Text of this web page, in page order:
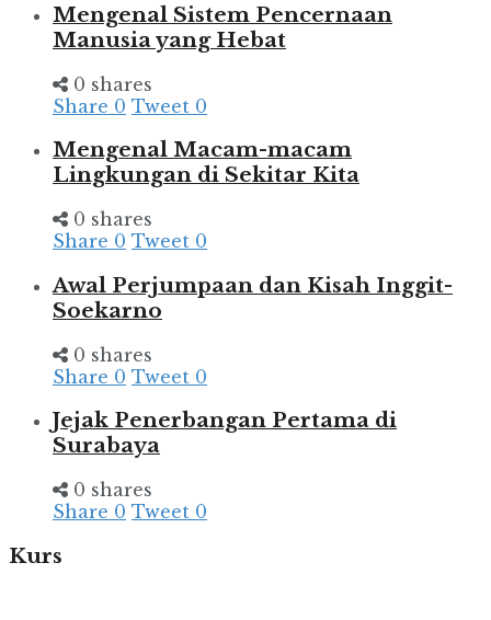
Mengenal Sistem Pencernaan
Manusia yang Hebat
0 shares
Share 0 Tweet 0
Mengenal Macam-macam
Lingkungan di Sekitar Kita
0 shares
Share 0 Tweet 0
Awal Perjumpaan dan Kisah Inggit-
Soekarno
0 shares
Share 0 Tweet 0
Jejak Penerbangan Pertama di
Surabaya
0 shares
Share 0 Tweet 0
Kurs